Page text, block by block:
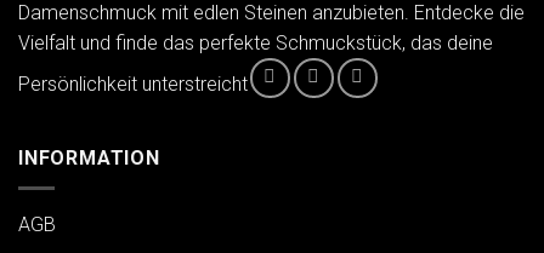
Damenschmuck mit edlen Steinen anzubieten. Entdecke die
Vielfalt und finde das perfekte Schmuckstück, das deine
Persönlichkeit unterstreicht
INFORMATION
AGB